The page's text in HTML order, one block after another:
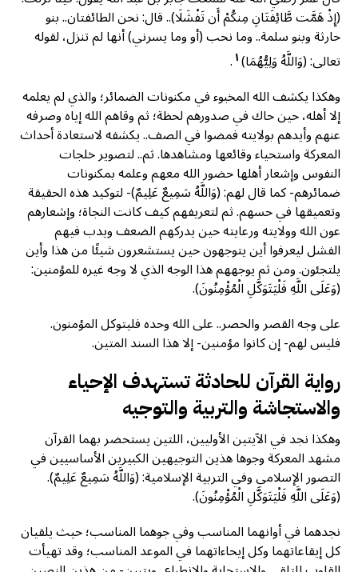
(إِذْ هَمَّت طَّائِفَتَانِ مِنكُمْ أَن تَفْشَلَا).. قال: نحن الطائفتان.. بنو
حارثة وبنو سلمة.. وما نحب (أو وما يسرني) أنها لم تنزل، لقوله
تعالى: (وَاللَّهُ وَلِيُّهُمَا)١.
وهكذا يكشف الله المخبوء في مكنونات الضمائر؛ والذي لم يعلمه
إلا أهله، حين حاك في صدورهم لحظة؛ ثم وقاهم الله إياه وصرفه
عنهم وأيدهم بولايته فمضوا في الصف.. يكشفه لاستعادة أحداث
المعركة واستحياء وقائعها ومشاهدها. ثم.. لتصوير خلجات
النفوس وإشعار أهلها حضور الله معهم وعلمه بمكنونات
ضمائرهم- كما قال لهم: (وَاللَّهُ سَمِيعٌ عَلِيمٌ)- لتوكيد هذه الحقيقة
وتعميقها في حسهم. ثم لتعريفهم كيف كانت النجاة؛ وإشعارهم
عون الله وولايته ورعايته حين يدركهم الضعف ويدب فيهم
الفشل ليعرفوا أين يتوجهون حين يستشعرون شيئًا من هذا وأين
يلتجئون. ومن ثم يوجههم هذا الوجه الذي لا وجه غيره للمؤمنين:
(وَعَلَى اللَّهِ فَلْيَتَوَكَّلِ الْمُؤْمِنُونَ).
على وجه القصر والحصر.. على الله وحده فليتوكل المؤمنون.
فليس لهم- إن كانوا مؤمنين- إلا هذا السند المتين.
رواية القرآن للحادثة تستهدف الإحياء
والاستجاشة والتربية والتوجيه
وهكذا نجد في الآيتين الأوليين، اللتين يستحضر بهما القرآن
مشهد المعركة وجوها هذين التوجيهين الكبيرين الأساسيين في
التصور الإسلامي وفي التربية الإسلامية: (وَاللَّهُ سَمِيعٌ عَلِيمٌ).
(وَعَلَى اللَّهِ فَلْيَتَوَكَّلِ الْمُؤْمِنُونَ).
نجدهما في أوانهما المناسب وفي جوهما المناسب؛ حيث يلقيان
كل إيقاعاتهما وكل إيحاءاتهما في الموعد المناسب؛ وقد تهيأت